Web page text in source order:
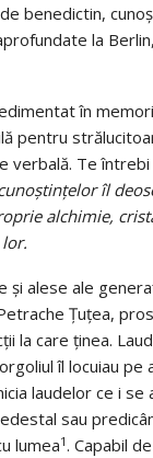
benedictin,
la
în
pentru
verbală. Te
îl
alchimie,
alese ale
Țuțea,
la care ținea.
îl locuiau
laudelor ce i
sau
lumea1. Capabil